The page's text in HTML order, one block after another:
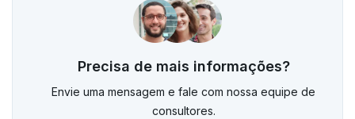
Precisa de mais informações?
Envie uma mensagem e fale com nossa equipe de
consultores.